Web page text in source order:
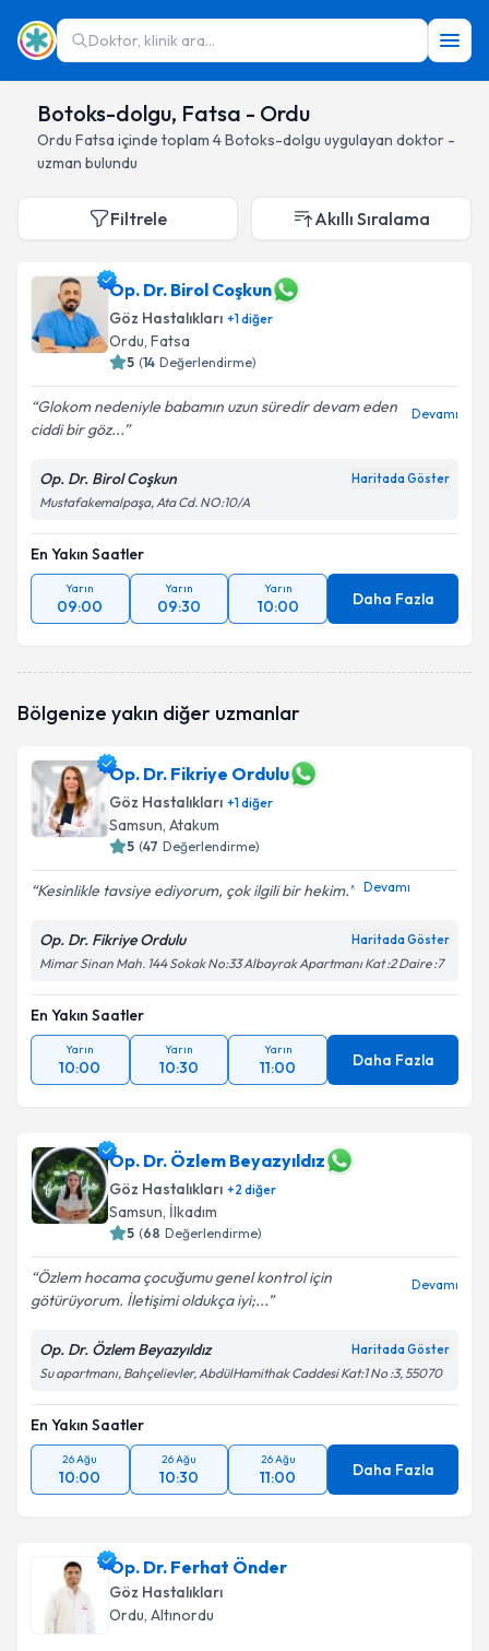
Doktor, klinik ara...
Botoks-dolgu, Fatsa - Ordu
Ordu Fatsa içinde toplam 4Botoks-dolgu uygulayan doktor -
uzman bulundu
Filtrele Akıllı Sıralama
Op. Dr. Birol Coşkun
Göz Hastalıkları +1diğer
Ordu, Fatsa
5 (14 Değerlendirme)
Glokom nedeniyle babamın uzun süredir devam eden
ciddi bir göz...
Devamı
Op. Dr. Birol Coşkun Haritada Göster
Mustafakemalpaşa, Ata Cd. NO:10/A
En Yakın Saatler
Yarın
09:00
Yarın
09:30
Yarın
10:00 Daha Fazla
Bölgenize yakın diğer uzmanlar
Op. Dr. Fikriye Ordulu
Göz Hastalıkları +1diğer
Samsun, Atakum
5 (47 Değerlendirme)
Kesinlikle tavsiye ediyorum, çok ilgili bir hekim. Devamı
Op. Dr. Fikriye Ordulu Haritada Göster
Mimar Sinan Mah. 144 Sokak No:33 Albayrak Apartmanı Kat :2 Daire :7
En Yakın Saatler
Yarın
10:00
Yarın
10:30
Yarın
11:00 Daha Fazla
Op. Dr. Özlem Beyazyıldız
Göz Hastalıkları +2 diğer
Samsun, İlkadım
5 (68 Değerlendirme)
Özlem hocama çocuğumu genel kontrol için
götürüyorum. İletişimi oldukça iyi;...
Devamı
Op. Dr. Özlem Beyazyıldız Haritada Göster
Su apartmanı, Bahçelievler, AbdülHamithak Caddesi Kat:1 No :3, 55070
En Yakın Saatler
26 Ağu
10:00
26 Ağu
10:30
26 Ağu
11:00 Daha Fazla
Op. Dr. Ferhat Önder
Göz Hastalıkları
Ordu, Altınordu